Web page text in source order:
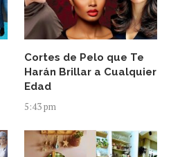
Cortes de Pelo que Te
Harán Brillar a Cualquier
Edad
5:43 pm